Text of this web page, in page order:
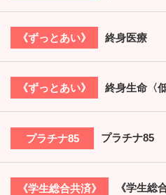
《ずっとあい》 終身医療
《ずっとあい》 終身生命〈
プラチナ85 プラチナ85
《学生総合共済》 《学生総